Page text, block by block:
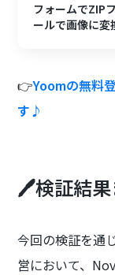
フォームでZIP
ールで画像に
👉Yoomの無料
す♪
🖊️検証結果
今回の検証を通
営において、